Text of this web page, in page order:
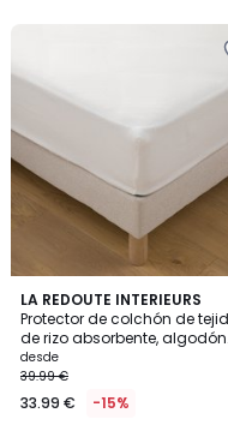
LA REDOUTE INTERIEURS
Protector de colchón de
de rizo absorbente, algodón
orgánico, altura máxima 25
cm
desde
39.99 €
33.99 € -15%
3,6
/ 5